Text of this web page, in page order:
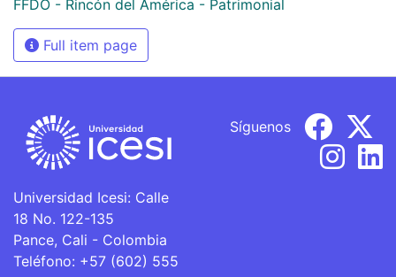
FFDO - Rincón del América - Patrimonial
Full item page
Universidad Icesi: Calle
18 No. 122-135
Pance, Cali - Colombia
Teléfono: +57 (602) 555
Síguenos